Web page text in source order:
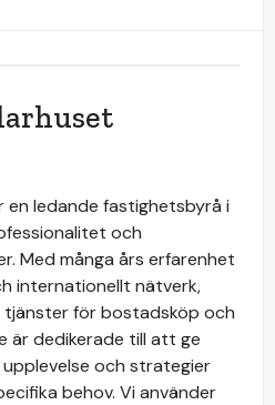
en ledande fastighetsbyrå i
och
Med många års erfarenhet
internationellt nätverk,
för bostadsköp och
är dedikerade till att ge
och strategier
behov. Vi använder